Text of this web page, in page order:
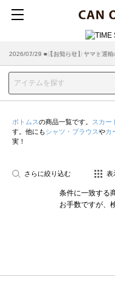
2026/07/29 ■【お知らせ】ヤマト運輸
2026/03/18 ■店舗受け取りサービスの
ボトムスの商品一覧です。 スカー
す。他にもシャツ・ブラウスやカ
実！
さらに絞り込む 表
条件に一致する
お手数ですが、